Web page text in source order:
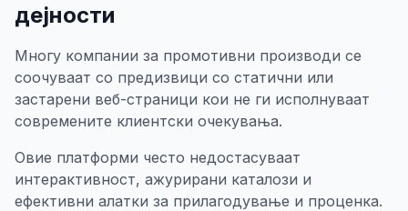
дејности
Многу компании за промотивни производи се
соочуваат со предизвици со статични или
застарени веб-страници кои не ги исполнуваат
современите клиентски очекувања.
Овие платформи често недостасуваат
интерактивност, ажурирани каталози и
ефективни алатки за прилагодување и проценка.